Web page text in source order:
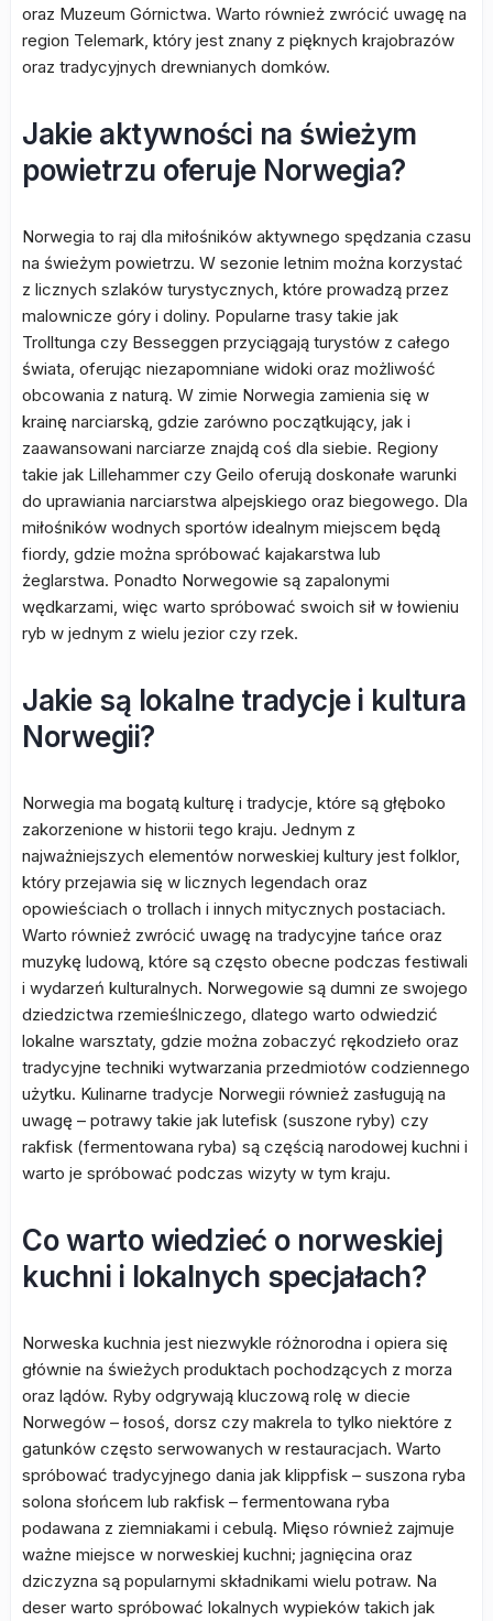
oraz Muzeum Górnictwa. Warto również zwrócić uwagę na
region Telemark, który jest znany z pięknych krajobrazów
oraz tradycyjnych drewnianych domków.
Jakie aktywności na świeżym
powietrzu oferuje Norwegia?
Norwegia to raj dla miłośników aktywnego spędzania czasu
na świeżym powietrzu. W sezonie letnim można korzystać
z licznych szlaków turystycznych, które prowadzą przez
malownicze góry i doliny. Popularne trasy takie jak
Trolltunga czy Besseggen przyciągają turystów z całego
świata, oferując niezapomniane widoki oraz możliwość
obcowania z naturą. W zimie Norwegia zamienia się w
krainę narciarską, gdzie zarówno początkujący, jak i
zaawansowani narciarze znajdą coś dla siebie. Regiony
takie jak Lillehammer czy Geilo oferują doskonałe warunki
do uprawiania narciarstwa alpejskiego oraz biegowego. Dla
miłośników wodnych sportów idealnym miejscem będą
fiordy, gdzie można spróbować kajakarstwa lub
żeglarstwa. Ponadto Norwegowie są zapalonymi
wędkarzami, więc warto spróbować swoich sił w łowieniu
ryb w jednym z wielu jezior czy rzek.
Jakie są lokalne tradycje i kultura
Norwegii?
Norwegia ma bogatą kulturę i tradycje, które są głęboko
zakorzenione w historii tego kraju. Jednym z
najważniejszych elementów norweskiej kultury jest folklor,
który przejawia się w licznych legendach oraz
opowieściach o trollach i innych mitycznych postaciach.
Warto również zwrócić uwagę na tradycyjne tańce oraz
muzykę ludową, które są często obecne podczas festiwali
i wydarzeń kulturalnych. Norwegowie są dumni ze swojego
dziedzictwa rzemieślniczego, dlatego warto odwiedzić
lokalne warsztaty, gdzie można zobaczyć rękodzieło oraz
tradycyjne techniki wytwarzania przedmiotów codziennego
użytku. Kulinarne tradycje Norwegii również zasługują na
uwagę – potrawy takie jak lutefisk (suszone ryby) czy
rakfisk (fermentowana ryba) są częścią narodowej kuchni i
warto je spróbować podczas wizyty w tym kraju.
Co warto wiedzieć o norweskiej
kuchni i lokalnych specjałach?
Norweska kuchnia jest niezwykle różnorodna i opiera się
głównie na świeżych produktach pochodzących z morza
oraz lądów. Ryby odgrywają kluczową rolę w diecie
Norwegów – łosoś, dorsz czy makrela to tylko niektóre z
gatunków często serwowanych w restauracjach. Warto
spróbować tradycyjnego dania jak klippfisk – suszona ryba
solona słońcem lub rakfisk – fermentowana ryba
podawana z ziemniakami i cebulą. Mięso również zajmuje
ważne miejsce w norweskiej kuchni; jagnięcina oraz
dziczyzna są popularnymi składnikami wielu potraw. Na
deser warto spróbować lokalnych wypieków takich jak